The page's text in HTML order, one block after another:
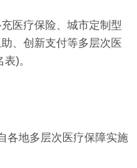
医疗保险、城市定制型
、创新支付等多层次医
)。
各地多层次医疗保障实施